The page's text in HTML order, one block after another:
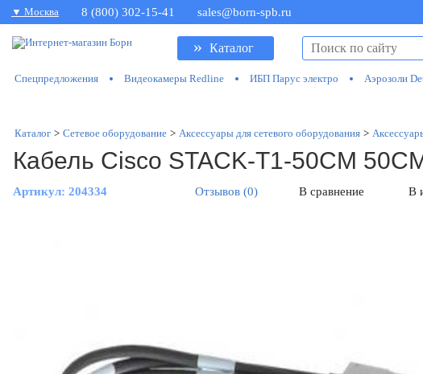
▼ Москва 8 (800) 302-15-41 sales@born-spb.ru
» Каталог
Спецпредложения Видеокамеры Redline ИБП Парус электро Аэрозоли
Каталог > Сетевое оборудование > Аксессуары для сетевого оборудования >
Кабель Cisco STACK-T1-50CM
Артикул: 204334 Отзывов (0) В сравнение В